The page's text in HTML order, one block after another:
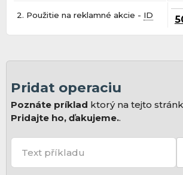
2. Použitie na reklamné akcie - ID
Pridat operaciu
Poznáte príklad ktorý na tejto
Pridajte ho, ďakujeme..
Text příkladu